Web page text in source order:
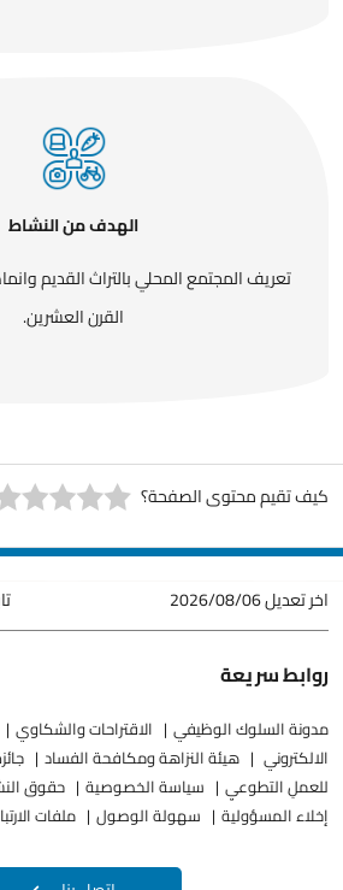
الهدف من النشاط
تعريف المجتمع المحلي بالتراث القديم
القرن العشرين.
كيف تقيم محتوى الصفحة؟
اخر تعديل2026/08/06
روابط سريعة
مدونة السلوك الوظيفي الاقتراحات والشكاوي
الالكتروني
هيئة النزاهة ومكافحة الفساد
للعملِ التطوعيِ
سياسة الخصوصية حقوق
إخلاء المسؤولية
سهولة الوصول ملفات